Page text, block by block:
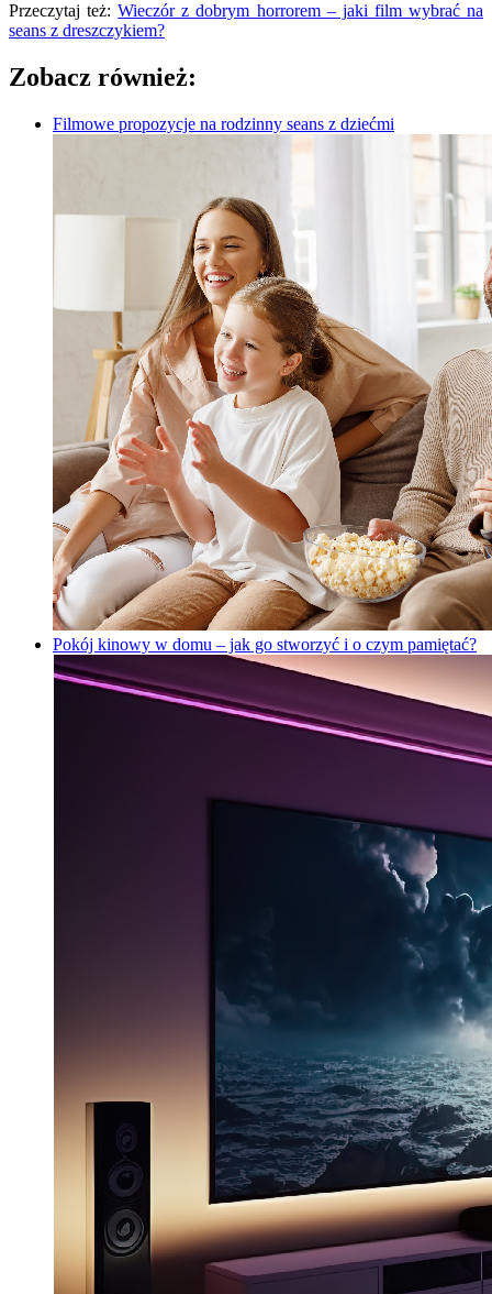
Przeczytaj też:Wieczór z dobrym horrorem – jaki film wybrać na
seans z dreszczykiem?
Zobacz również:
Filmowe propozycje na rodzinny seans z dziećmi
Pokój kinowy w domu – jak go stworzyć i o czym pamiętać?